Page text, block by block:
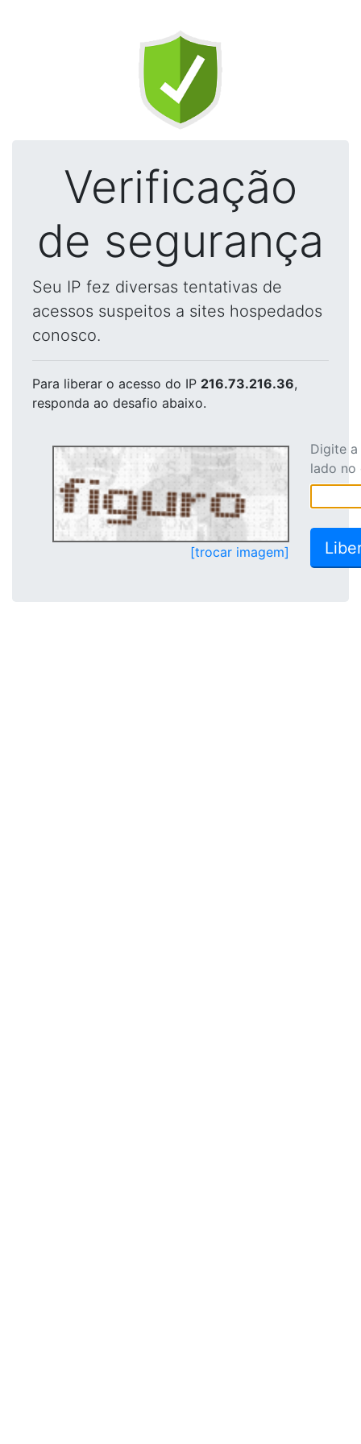
Verificação
de segurança
Seu IP fez diversas tentativas de
acessos suspeitos a sites hospedados
conosco.
Para liberar o acesso do IP 216.73.216.36,
responda ao desafio abaixo.
[trocar imagem]
Digite
lado no